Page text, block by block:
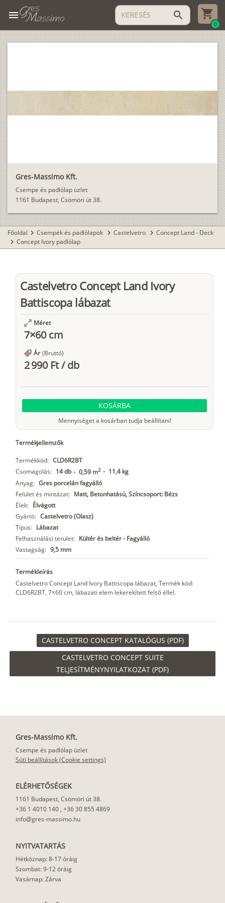
menu search
0
Gres-Massimo Kft.
Csempe és padlólap üzlet
1161 Budapest, Csömöri út 38.
Főoldal chevron_right Csempék és padlólapok chevron_right Castelvetro chevron_right Concept Land - Deck
chevron_right Concept Ivory padlólap
Castelvetro Concept Land Ivory
Battiscopa lábazat
Méret
7×60 cm
Ár (Bruttó)
2 990 Ft/db
KOSÁRBA
Mennyiséget a kosárban tudja beállítani!
Termékjellemzők
Termékkód: CLD6R2BT
Csomagolás: 14 db - 0,59 m2 - 11,4 kg
Anyag: Gres porcelán fagyálló
Felület és mintázat: Matt, Betonhatású, Színcsoport: Bézs
Élek: Élvágott
Gyártó: Castelvetro (Olasz)
Típus: Lábazat
Felhasználási terület: Kültér és beltér - Fagyálló
Vastagság: 9,5 mm
Termékleírás
Castelvetro Concept Land Ivory Battiscopa lábazat, Termék kód:
CLD6R2BT, 7×60 cm, lábazati elem lekerekített felső éllel.
CASTELVETRO CONCEPT KATALÓGUS (PDF)
CASTELVETRO CONCEPT SUITE
TELJESÍTMÉNYNYILATKOZAT (PDF)
Gres-Massimo Kft.
Csempe és padlólap üzlet
Süti beállítások (Cookie settings)
ELÉRHETŐSÉGEK
1161 Budapest, Csömöri út 38.
+36 1 4010 140, +36 30 855 4869
info@gres-massimo.hu
NYITVATARTÁS
Hétköznap: 8-17 óráig
Szombat: 9-12 óráig
Vasárnap: Zárva